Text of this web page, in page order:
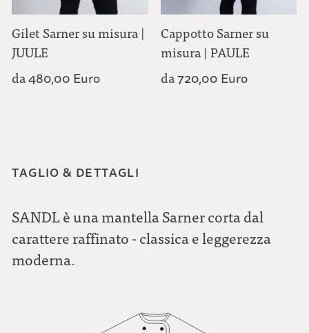
Gilet Sarner su misura |
JUULE
da480,00 Euro
Cappotto Sarner su
misura | PAULE
da720,00 Euro
TAGLIO & DETTAGLI
SANDL è una mantella Sarner corta dal
carattere raffinato - classica e leggerezza
moderna.